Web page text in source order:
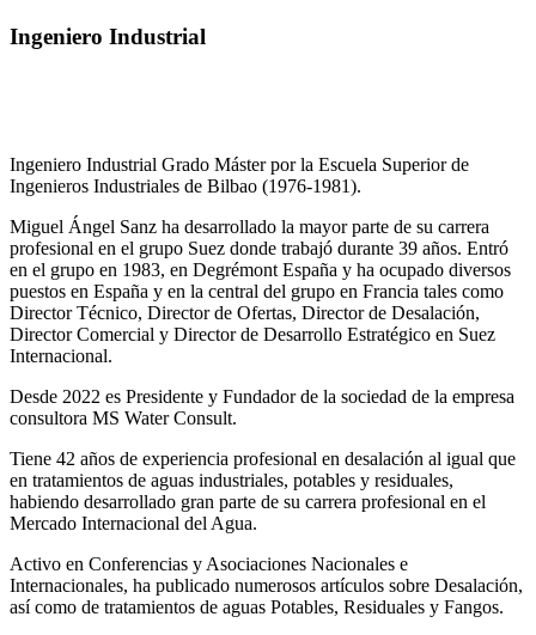
Ingeniero Industrial
Ingeniero Industrial Grado Máster por la Escuela Superior de
Ingenieros Industriales de Bilbao (1976-1981).
Miguel Ángel Sanz ha desarrollado la mayor parte de su carrera
profesional en el grupo Suez donde trabajó durante 39 años. Entró
en el grupo en 1983, en Degrémont España y ha ocupado diversos
puestos en España y en la central del grupo en Francia tales como
Director Técnico, Director de Ofertas, Director de Desalación,
Director Comercial y Director de Desarrollo Estratégico en Suez
Internacional.
Desde 2022 es Presidente y Fundador de la sociedad de la empresa
consultora MS Water Consult.
Tiene 42 años de experiencia profesional en desalación al igual que
en tratamientos de aguas industriales, potables y residuales,
habiendo desarrollado gran parte de su carrera profesional en el
Mercado Internacional del Agua.
Activo en Conferencias y Asociaciones Nacionales e
Internacionales, ha publicado numerosos artículos sobre Desalación,
así como de tratamientos de aguas Potables, Residuales y Fangos.